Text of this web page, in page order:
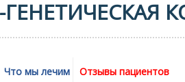
Что мы лечим Отзывы пациентов